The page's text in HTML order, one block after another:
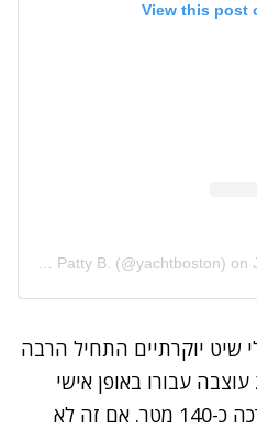
View this post
A post shared by Commodore Patty B. (@yachtboston) on
שיט יוקרתיים התחיל הרבה
לפני המוסאשי. בשנת 2005 עוצבה עבורו באופן אישי
שאורכה כ-140 מטר. אם זה לא